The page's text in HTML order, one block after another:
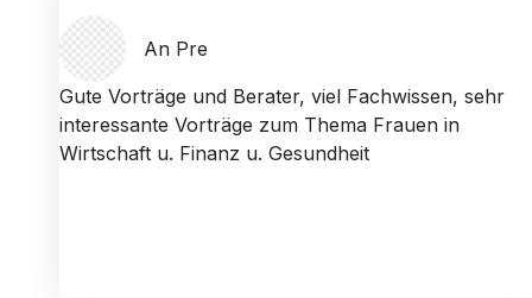
An Pre
Gute Vorträge und Berater, viel Fachwissen, sehr
interessante Vorträge zum Thema Frauen in
Wirtschaft u. Finanz u. Gesundheit